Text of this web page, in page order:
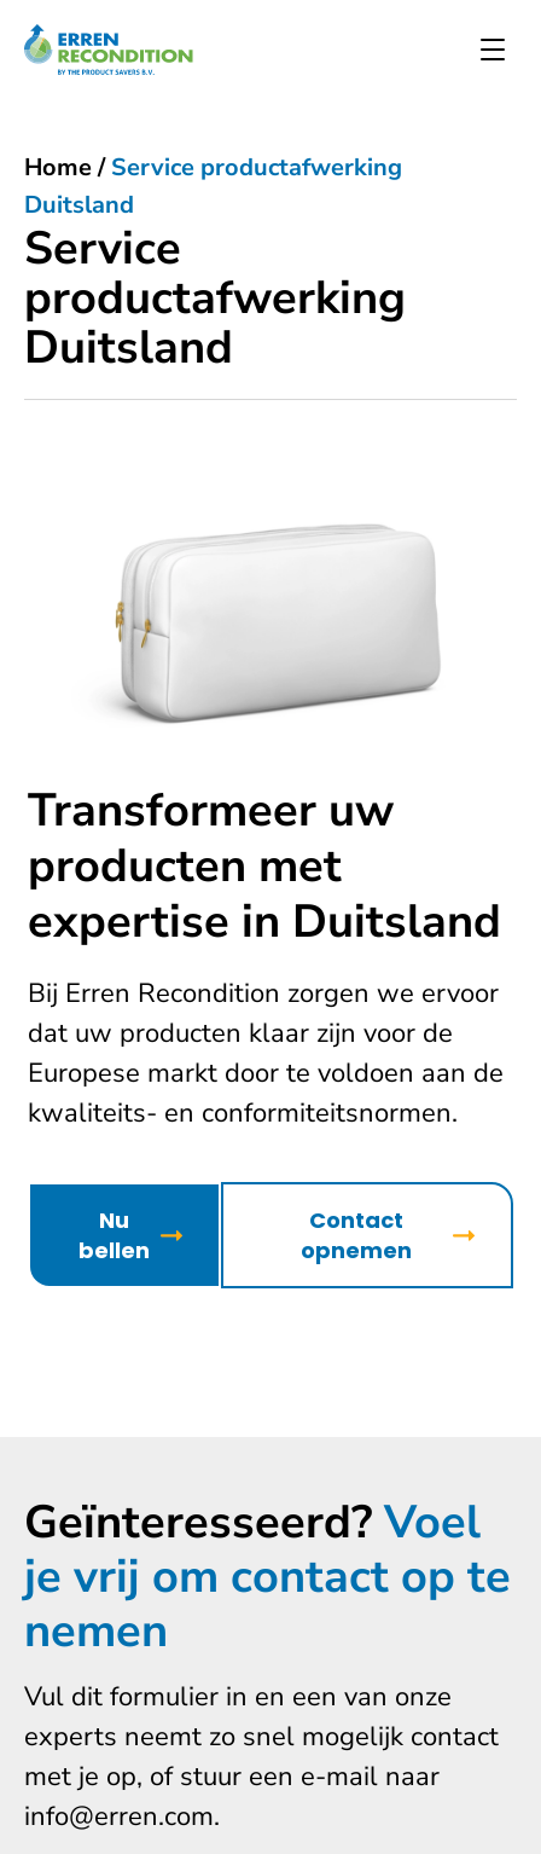
Service
productafwerking
Duitsland
Home/Service productafwerking
Duitsland
Transformeer uw
producten met
expertise in Duitsland
Bij Erren Recondition zorgen we ervoor
dat uw producten klaar zijn voor de
Europese markt door te voldoen aan de
kwaliteits- en conformiteitsnormen.
Nu
bellen
Contact
opnemen
Geïnteresseerd?Voel
je vrij om contact op te
nemen
Vul dit formulier in en een van onze
experts neemt zo snel mogelijk contact
met je op, of stuur een e-mail naar
info@erren.com.